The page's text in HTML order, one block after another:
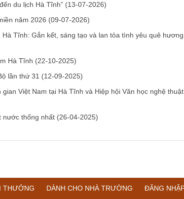
du lịch Hà Tĩnh” (13-07-2026)
năm 2026 (09-07-2026)
Tĩnh: Gắn kết, sáng tạo và lan tỏa tình yêu quê
Hà Tĩnh (22-10-2025)
lần thứ 31 (12-09-2025)
Việt Nam tại Hà Tĩnh và Hiệp hội Văn học nghệ thuật
nước thống nhất (26-04-2025)
THƯỞNG DÀNH CHO NHÀ TRƯỜNG ĐĂNG